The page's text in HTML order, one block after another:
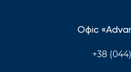
Офіс
+38